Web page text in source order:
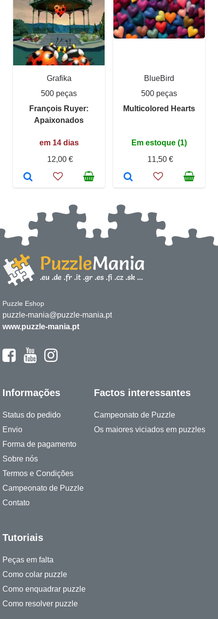
Grafika
500 peças
François Ruyer:
Apaixonados
em 14 dias
12,00 €
BlueBird
500 peças
Multicolored Hearts
Em estoque (1)
11,50 €
Puzzle Eshop
puzzle-mania@puzzle-mania.pt
www.puzzle-mania.pt
Informações
Status do pedido
Envio
Forma de pagamento
Sobre nós
Termos e Condições
Campeonato de Puzzle
Contato
Factos interessantes
Campeonato de Puzzle
Os maiores viciados em puzzles
Tutoriais
Peças em falta
Como colar puzzle
Como enquadrar puzzle
Como resolver puzzle